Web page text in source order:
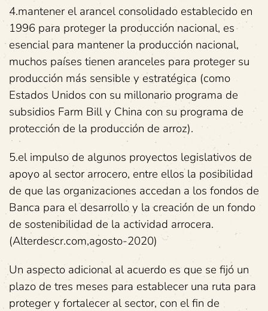
4.mantener el arancel consolidado establecido en
1996 para proteger la producción nacional, es
esencial para mantener la producción nacional,
muchos países tienen aranceles para proteger su
producción más sensible y estratégica (como
Estados Unidos con su millonario programa de
subsidios Farm Bill y China con su programa de
protección de la producción de arroz).
5.el impulso de algunos proyectos legislativos de
apoyo al sector arrocero, entre ellos la posibilidad
de que las organizaciones accedan a los fondos de
Banca para el desarrollo y la creación de un fondo
de sostenibilidad de la actividad arrocera.
(Alterdescr.com,agosto-2020)
Un aspecto adicional al acuerdo es que se fijó un
plazo de tres meses para establecer una ruta para
proteger y fortalecer al sector, con el fin de